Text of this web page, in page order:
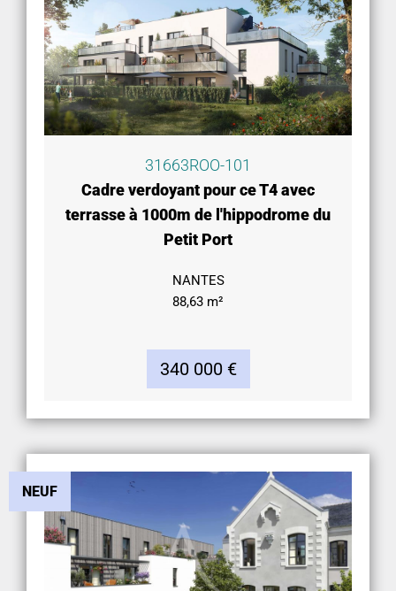
31663ROO-101
Cadre verdoyant pour ce T4 avec
terrasse à 1000m de l'hippodrome du
Petit Port
NANTES
88,63 m²
340 000 €
NEUF